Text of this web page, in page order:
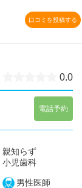
口コミを投稿する
0.0
電話予約
親知らず
小児歯科
男性医師